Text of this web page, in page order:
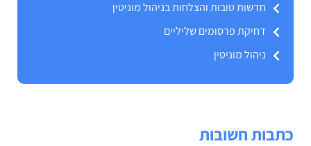
חדשות טובות והצלחות בניהול מוניטין
דחיקת פרסומים שליליים
ניהול מוניטין
כתבות חשובות